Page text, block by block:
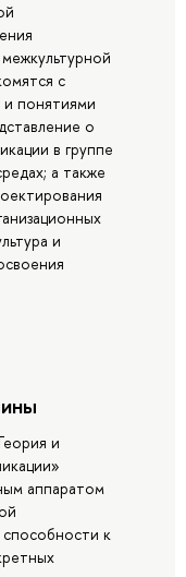
с
понятиями
о
в группе
а также
и
и
аппаратом
способности к